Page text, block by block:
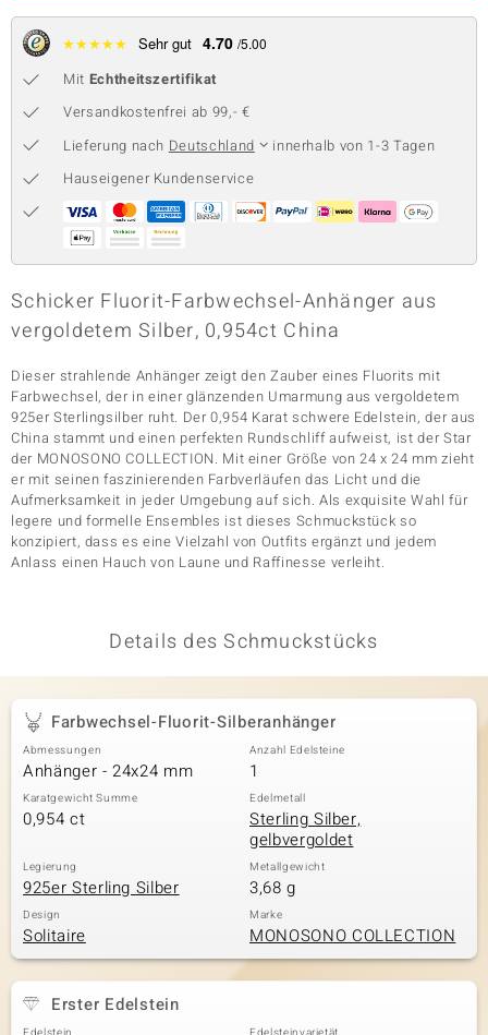
Collection
Classics
★★★★★ Sehr gut 4.70 /5.00
Mit Echtheitszertifikat
Versandkostenfrei ab 99,- €
Lieferung nach Deutschland
innerhalb von 1-3 Tagen
Hauseigener Kundenservice
Schicker Fluorit-Farbwechsel-Anhänger aus
vergoldetem Silber, 0,954ct China
Dieser strahlende Anhänger zeigt den Zauber eines Fluorits mit
Farbwechsel, der in einer glänzenden Umarmung aus vergoldetem
925er Sterlingsilber ruht. Der 0,954 Karat schwere Edelstein, der aus
China stammt und einen perfekten Rundschliff aufweist, ist der Star
der MONOSONO COLLECTION. Mit einer Größe von 24 x 24 mm zieht
er mit seinen faszinierenden Farbverläufen das Licht und die
Aufmerksamkeit in jeder Umgebung auf sich. Als exquisite Wahl für
legere und formelle Ensembles ist dieses Schmuckstück so
konzipiert, dass es eine Vielzahl von Outfits ergänzt und jedem
Anlass einen Hauch von Laune und Raffinesse verleiht.
Details des Schmuckstücks
Farbwechsel-Fluorit-Silberanhänger
Abmessungen
Anhänger - 24x24 mm
Anzahl Edelsteine
1
Karatgewicht Summe
0,954 ct
Edelmetall
Sterling Silber,
gelbvergoldet
Legierung
925er Sterling Silber
Metallgewicht
3,68 g
Design
Solitaire
Marke
MONOSONO COLLECTION
Erster Edelstein